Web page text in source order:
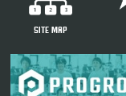
SITE MAP